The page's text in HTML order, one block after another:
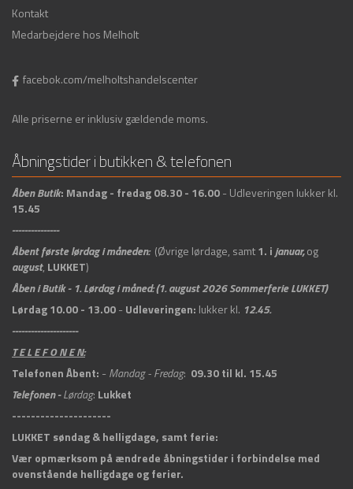
Kontakt
Medarbejdere hos Melholt
facebok.com/melholtshandelscenter
Alle priserne er inklusiv gældende moms.
Åbningstider i butikken & telefonen
ÅbenButik: Mandag - fredag 08.30 - 16.00- Udleveringen lukker kl.
15.45
---------------
Åbent første lørdag i måneden: (Øvrige lørdage, samt1. i januar,og
august, LUKKET)
Åben i Butik - 1. Lørdag i måned: (1. august 2026 Sommerferie LUKKET)
Lørdag 10.00 - 13.00- Udleveringen: lukker kl. 12.45.
---------------------
T E L E F O N E N:
Telefonen Åbent: - Mandag - Fredag: 09.30 til kl. 15.45
Telefonen -Lørdag: Lukket
---------------------
LUKKET søndag & helligdage, samt ferie:
Vær opmærksom på ændrede åbningstider i forbindelse med
ovenstående helligdage og ferier.